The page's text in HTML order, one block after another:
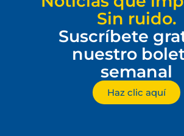
Sin ruido.
Suscríbete
nuestro
semanal
Haz clic aquí